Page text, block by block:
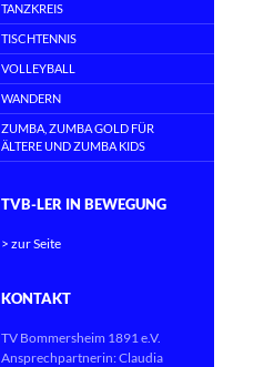
TANZKREIS
TISCHTENNIS
VOLLEYBALL
WANDERN
ZUMBA, ZUMBA GOLD FÜR
ÄLTERE UND ZUMBA KIDS
TVB-LER IN BEWEGUNG
> zur Seite
KONTAKT
TV Bommersheim 1891 e.V.
Ansprechpartnerin: Claudia